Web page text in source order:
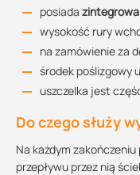
posiada
wysokość rury
na zamówienie za
środek poślizgowy
uszczelka jest
Do czego służy
Na każdym
przepływu przez nią
75.5 KB
Rysunek
74.72 KB